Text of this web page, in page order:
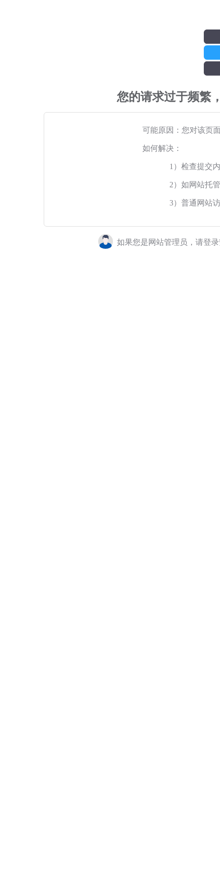
您的请求过于频繁
可能原因：您对该页
如何解决：
1）检查提交
2）如网站托
3）普通网站
如果您是网站管理员，请登